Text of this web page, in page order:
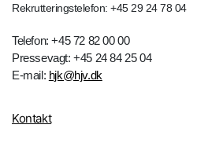
Rekrutteringstelefon: +45 29 24 78 04
Telefon: +45 72 82 00 00
Pressevagt: +45 24 84 25 04
E-mail: hjk@hjv.dk
Kontakt